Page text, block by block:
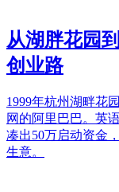
从湖胖花园
创业路
1999年杭州湖畔花
网的阿里巴巴。英
凑出50万启动资金
生意。